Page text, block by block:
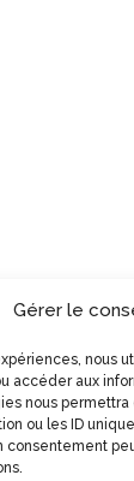
Gérer le
nous
accéder aux
nous
ou les ID
consentement